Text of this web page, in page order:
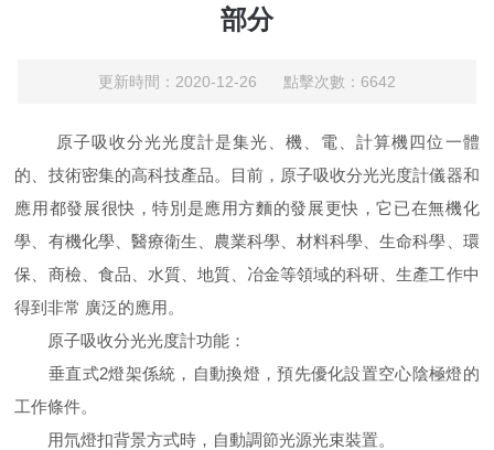
部分
更新時間：2020-12-26 點擊次數：6642
原子吸收分光光度計是集光、機、電、計算機四位一體
的、技術密集的高科技產品。目前，原子吸收分光光度計儀器和
應用都發展很快，特別是應用方麵的發展更快，它已在無機化
學、有機化學、醫療衛生、農業科學、材料科學、生命科學、環
保、商檢、食品、水質、地質、冶金等領域的科研、生產工作中
得到非常 廣泛的應用。
原子吸收分光光度計功能：
垂直式2燈架係統，自動換燈，預先優化設置空心陰極燈的
工作條件。
用氘燈扣背景方式時，自動調節光源光束裝置。